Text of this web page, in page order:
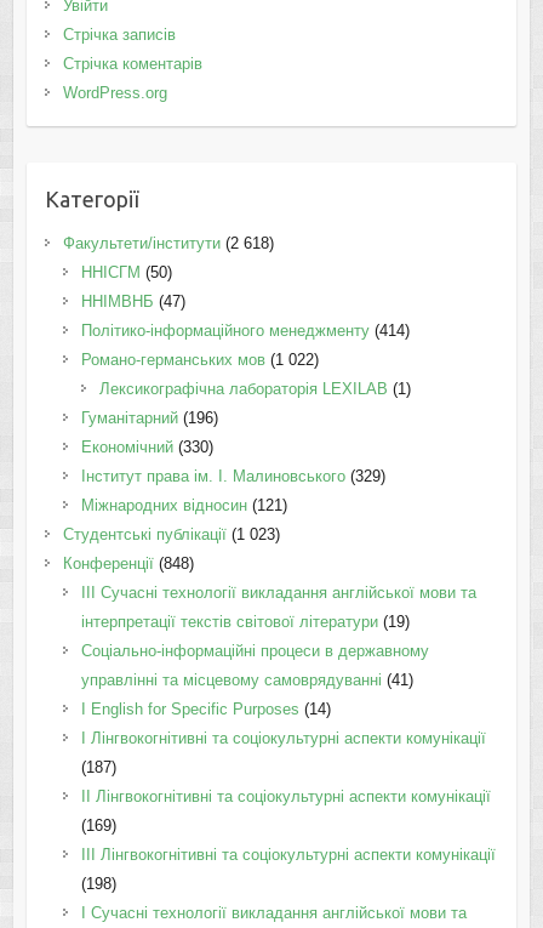
Увійти
Стрічка записів
Стрічка коментарів
WordPress.org
Категорії
Факультети/інститути(2 618)
ННІСГМ (50)
ННІМВНБ (47)
Політико-інформаційного менеджменту(414)
Романо-германських мов(1 022)
Лексикографічна лабораторія LEXILAB (1)
Гуманітарний(196)
Економічний(330)
Інститут права ім. І. Малиновського(329)
Міжнародних відносин(121)
Студентські публікації(1 023)
Конференції(848)
III Сучасні технології викладання англійської мови та
інтерпретації текстів світової літератури(19)
Соціально-інформаційні процеси в державному
управлінні та місцевому самоврядуванні (41)
І English for Specific Purposes (14)
I Лінгвокогнітивні та соціокультурні аспекти комунікації
(187)
IІ Лінгвокогнітивні та соціокультурні аспекти комунікації
(169)
IІI Лінгвокогнітивні та соціокультурні аспекти комунікації
(198)
I Cучасні технології викладання англійської мови та